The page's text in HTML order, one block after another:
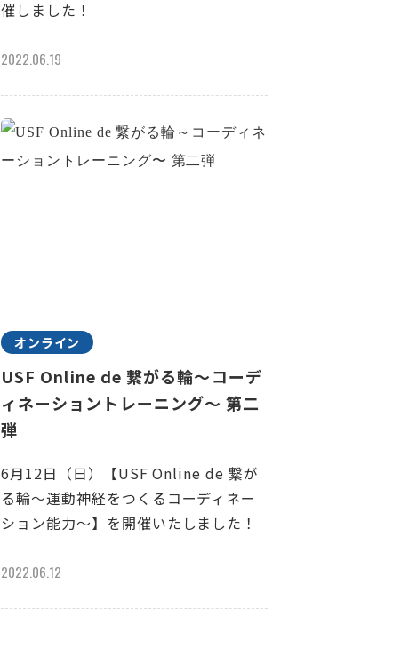
催しました！
2022.06.19
オンライン
USF Online de 繋がる輪～コーデ
ィネーショントレーニング〜 第二
弾
6月12日（日）【USF Online de 繋が
る輪～運動神経をつくるコーディネー
ション能力～】を開催いたしました！
2022.06.12